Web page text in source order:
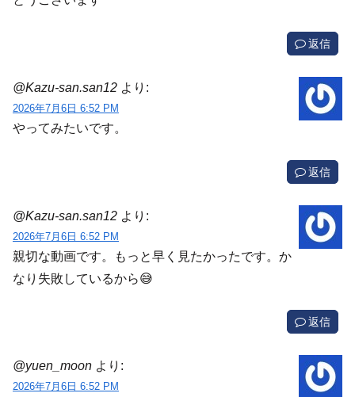
返信
@Kazu-san.san12 より:
2026年7月6日 6:52 PM
やってみたいです。
返信
@Kazu-san.san12 より:
2026年7月6日 6:52 PM
親切な動画です。もっと早く見たかったです。か
なり失敗しているから😅
返信
@yuen_moon より:
2026年7月6日 6:52 PM